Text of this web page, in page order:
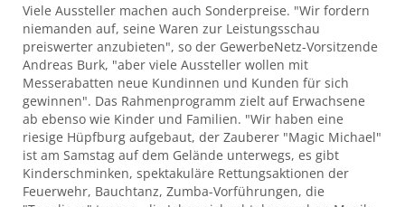
Viele Aussteller machen auch Sonderpreise. "Wir fordern
niemanden auf, seine Waren zur Leistungsschau
preiswerter anzubieten", so der GewerbeNetz-Vorsitzende
Andreas Burk, "aber viele Aussteller wollen mit
Messerabatten neue Kundinnen und Kunden für sich
gewinnen". Das Rahmenprogramm zielt auf Erwachsene
ab ebenso wie Kinder und Familien. "Wir haben eine
riesige Hüpfburg aufgebaut, der Zauberer "Magic Michael"
ist am Samstag auf dem Gelände unterwegs, es gibt
Kinderschminken, spektakuläre Rettungsaktionen der
Feuerwehr, Bauchtanz, Zumba-Vorführungen, die